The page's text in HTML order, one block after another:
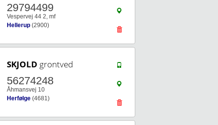
29794499
Vespervej 44 2, mf
Hellerup (2900)
SKJOLD grontved
56274248
Åhmansvej 10
Herfølge (4681)